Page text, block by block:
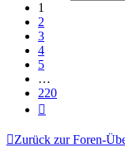
1
2
3
4
5
…
220
Zurück zur Foren-